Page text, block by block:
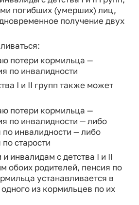
погибших (умерших) лиц,
получение двух
потери кормильца —
по инвалидности
I и II групп также может
потери кормильца —
по инвалидности — либо
по инвалидности — либо
старости
инвалидам с детства I и II
обоих родителей, пенсия по
устанавливается в
из кормильцев по их